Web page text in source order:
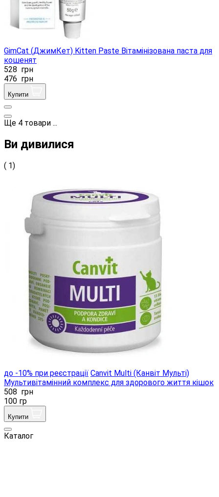
GimCat (ДжимКет) Kitten Paste Вітамінізована паста для
кошенят
528 грн
476 грн
Купити
Ще 4 товари ...
Ви дивилися
( 1)
до -10% при реєстрації Canvit Multi (Канвіт Мульті)
Мультивітамінний комплекс для здорового життя кішок
508 грн
100 гр
Купити
Каталог